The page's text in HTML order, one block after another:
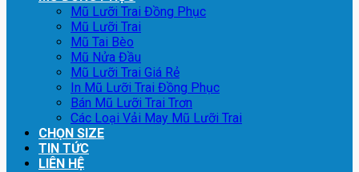
Mũ Lưỡi Trai Đồng Phục
Mũ Lưỡi Trai
Mũ Tai Bèo
Mũ Nửa Đầu
Mũ Lưỡi Trai Giá Rẻ
In Mũ Lưỡi Trai Đồng Phục
Bán Mũ Lưỡi Trai Trơn
Các Loại Vải May Mũ Lưỡi Trai
CHỌN SIZE
TIN TỨC
LIÊN HỆ